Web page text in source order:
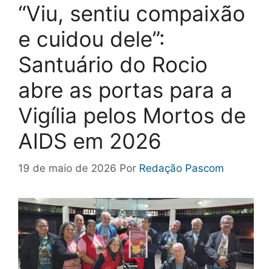
“Viu, sentiu compaixão
e cuidou dele”:
Santuário do Rocio
abre as portas para a
Vigília pelos Mortos de
AIDS em 2026
19 de maio de 2026 Por Redação Pascom